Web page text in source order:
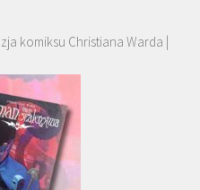
komiksu Christiana Warda |